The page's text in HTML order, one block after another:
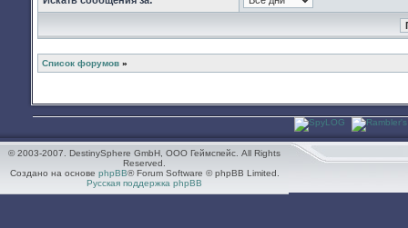
Список форумов »
© 2003-2007. DestinySphere GmbH, ООО Геймспейс. All Rights
Reserved.
Создано на основе phpBB® Forum Software © phpBB Limited.
Русская поддержка phpBB